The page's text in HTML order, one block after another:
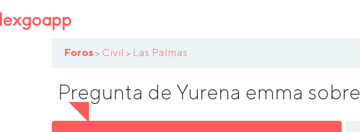
Foros > Civil > Las Palmas
Pregunta de Yurena emma sobre